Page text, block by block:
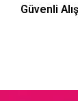
Güvenli